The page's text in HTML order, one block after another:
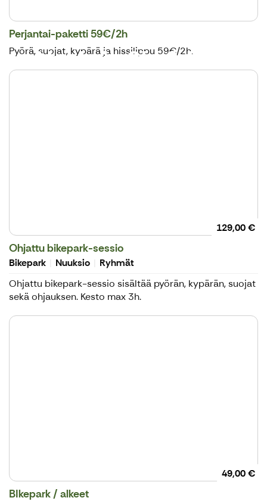
Nuuksio Ski & Bike
Perjantai-paketti 59€/2h
Pyörä, suojat, kypärä ja hissilippu 59€/2h.
129,00 €
Ohjattu bikepark-sessio
Bikepark Nuuksio
Ryhmät
Ohjattu bikepark-sessio sisältää pyörän, kypärän, suojat
sekä ohjauksen. Kesto max 3h.
49,00 €
BIkepark / alkeet